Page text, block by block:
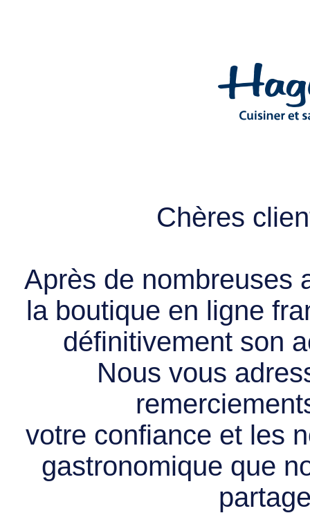
Chères
Après de nombreuses
la boutique en ligne
définitivement son
Nous vous
votre confiance et les
gastronomique que